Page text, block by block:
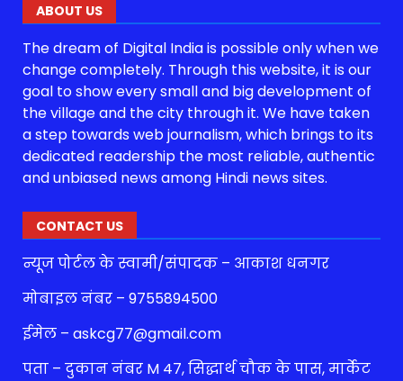
ABOUT US
The dream of Digital India is possible only when we
change completely. Through this website, it is our
goal to show every small and big development of
the village and the city through it. We have taken
a step towards web journalism, which brings to its
dedicated readership the most reliable, authentic
and unbiased news among Hindi news sites.
CONTACT US
न्यूज पोर्टल के स्वामी/संपादक – आकाश धनगर
मोबाइल नंबर – 9755894500
ईमेल – askcg77@gmail.com
पता – दुकान नंबर M 47, सिद्धार्थ चौक के पास, मार्केट